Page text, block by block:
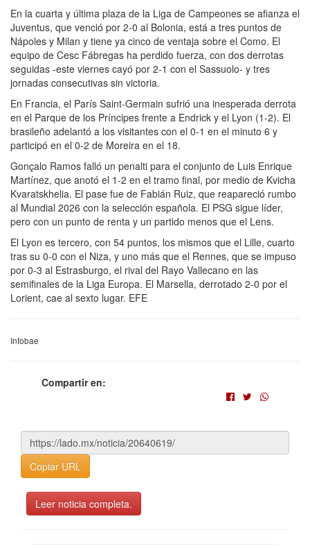
En la cuarta y última plaza de la Liga de Campeones se afianza el
Juventus, que venció por 2-0 al Bolonia, está a tres puntos de
Nápoles y Milan y tiene ya cinco de ventaja sobre el Como. El
equipo de Cesc Fábregas ha perdido fuerza, con dos derrotas
seguidas -este viernes cayó por 2-1 con el Sassuolo- y tres
jornadas consecutivas sin victoria.
En Francia, el París Saint-Germain sufrió una inesperada derrota
en el Parque de los Príncipes frente a Endrick y el Lyon (1-2). El
brasileño adelantó a los visitantes con el 0-1 en el minuto 6 y
participó en el 0-2 de Moreira en el 18.
Gonçalo Ramos falló un penalti para el conjunto de Luis Enrique
Martínez, que anotó el 1-2 en el tramo final, por medio de Kvicha
Kvaratskhelia. El pase fue de Fabián Ruiz, que reapareció rumbo
al Mundial 2026 con la selección española. El PSG sigue líder,
pero con un punto de renta y un partido menos que el Lens.
El Lyon es tercero, con 54 puntos, los mismos que el Lille, cuarto
tras su 0-0 con el Niza, y uno más que el Rennes, que se impuso
por 0-3 al Estrasburgo, el rival del Rayo Vallecano en las
semifinales de la Liga Europa. El Marsella, derrotado 2-0 por el
Lorient, cae al sexto lugar. EFE
Infobae
Compartir en:
Copiar URL
Leer noticia completa.